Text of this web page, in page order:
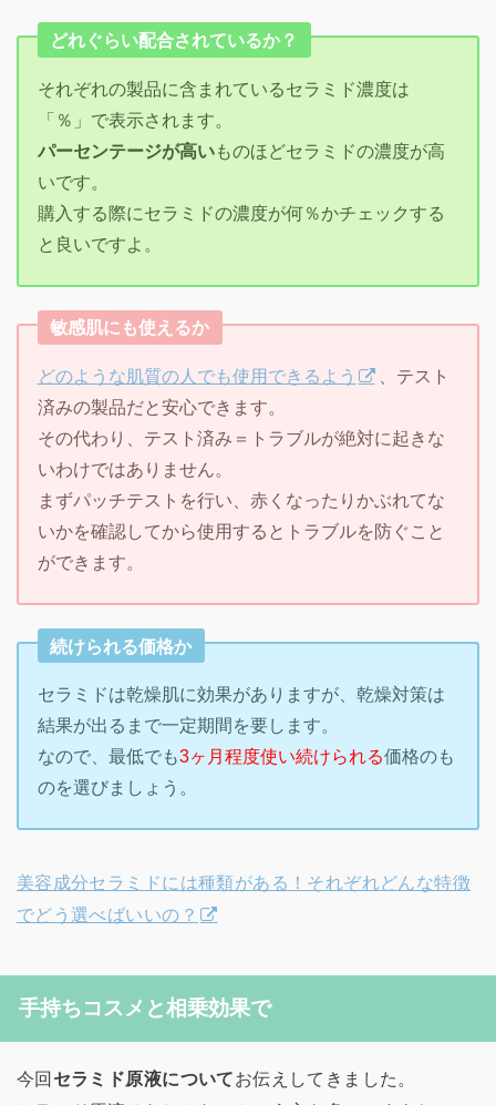
どれぐらい配合されているか？
それぞれの製品に含まれているセラミド濃度は
「％」で表示されます。
パーセンテージが高いものほどセラミドの濃度が高
いです。
購入する際にセラミドの濃度が何％かチェックする
と良いですよ。
敏感肌にも使えるか
どのような肌質の人でも使用できるよう
、テスト
済みの製品だと安心できます。
その代わり、テスト済み＝トラブルが絶対に起きな
いわけではありません。
まずパッチテストを行い、赤くなったりかぶれてな
いかを確認してから使用するとトラブルを防ぐこと
ができます。
続けられる価格か
セラミドは乾燥肌に効果がありますが、乾燥対策は
結果が出るまで一定期間を要します。
なので、最低でも3ヶ月程度使い続けられる価格のも
のを選びましょう。
美容成分セラミドには種類がある！それぞれどんな特徴
でどう選べばいいの？
手持ちコスメと相乗効果で
今回 セラミド原液についてお伝えしてきました。